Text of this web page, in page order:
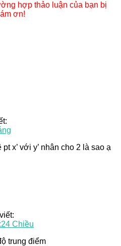
hợp thảo luận của bạn bị
ơn!
x’ với y’ nhân cho 2 là sao ạ
viết:
Chiều
trung điểm